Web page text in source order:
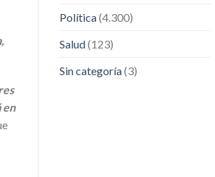
en
Política(4.300)
Salud(123)
Sin categoría(3)